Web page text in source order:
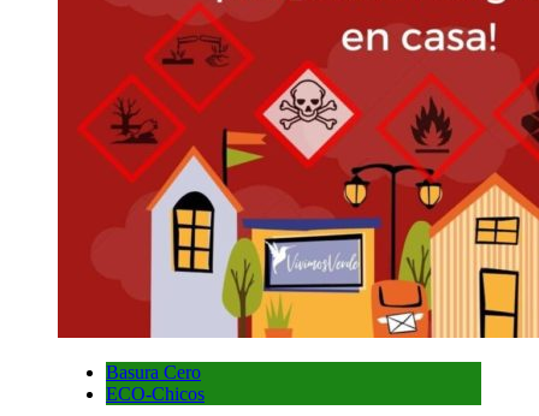
Basura Cero
ECO-Chicos